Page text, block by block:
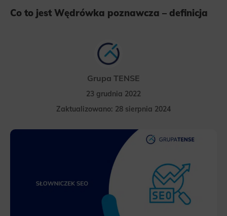
Co to jest Wędrówka poznawcza – definicja
Grupa TENSE
23 grudnia 2022
Zaktualizowano: 28 sierpnia 2024